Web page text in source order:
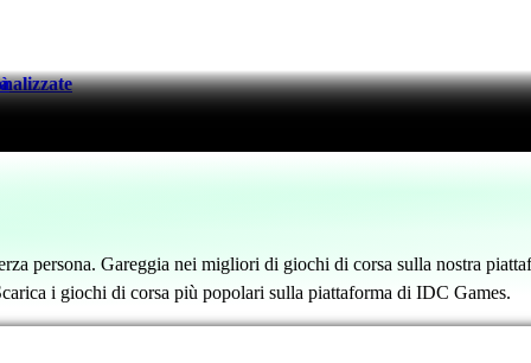
persona. Gareggia nei migliori di giochi di corsa sulla nostra
i giochi di corsa più popolari sulla piattaforma di IDC Games.